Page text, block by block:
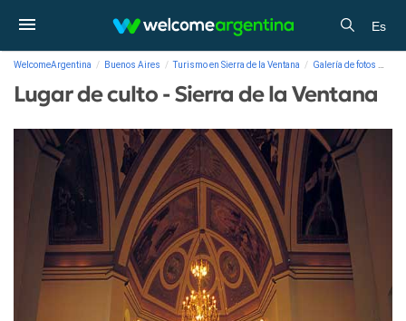
Es
WelcomeArgentina Buenos Aires Turismo en Sierra de la Ventana Galería de fotos
Lugar de culto - Sierra de la Ventana